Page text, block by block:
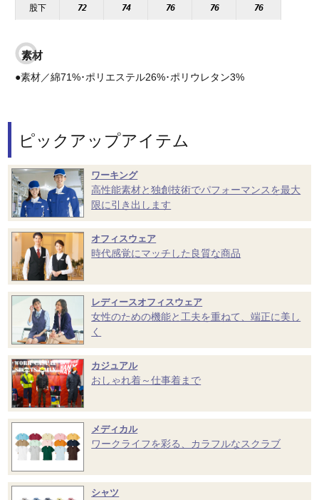
股下 72 74 76 76 76
素材
●素材／綿71%･ポリエステル26%･ポリウレタン3%
ピックアップアイテム
ワーキング
高性能素材と独創技術でパフォーマンスを最大
限に引き出します
オフィスウェア
時代感覚にマッチした良質な商品
レディースオフィスウェア
女性のための機能と工夫を重ねて、端正に美し
く
カジュアル
おしゃれ着～仕事着まで
メディカル
ワークライフを彩る、カラフルなスクラブ
シャツ